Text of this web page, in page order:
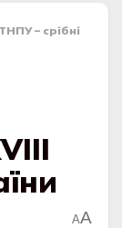
– срібні
AA